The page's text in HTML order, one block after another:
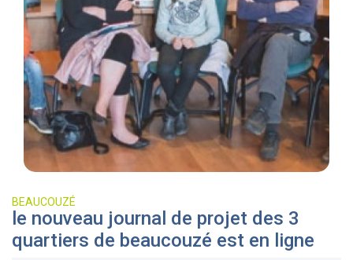
BEAUCOUZÉ
le nouveau journal de projet des 3
quartiers de beaucouzé est en ligne